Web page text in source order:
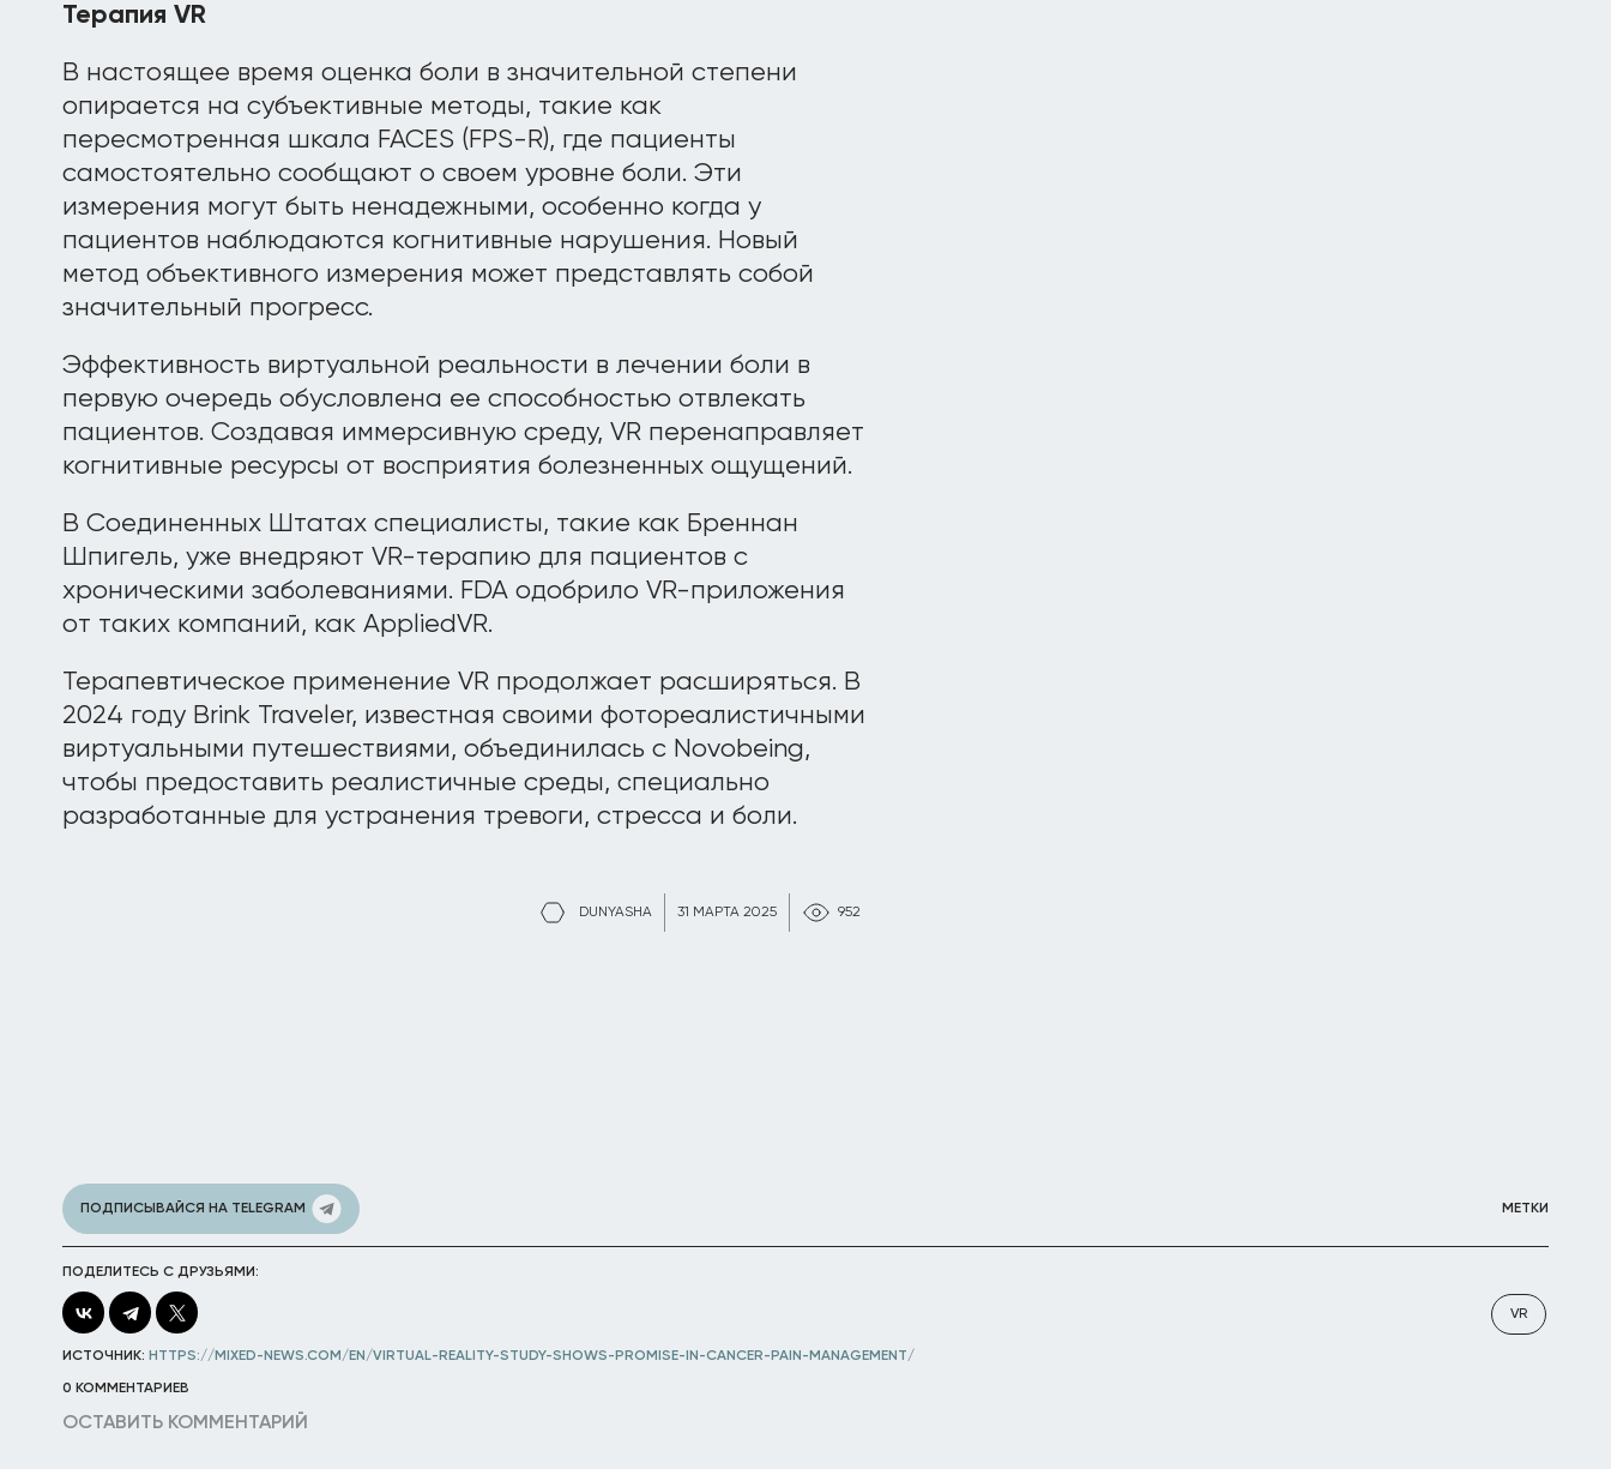
DUNYASHA 31 МАРТА 2025 952
Терапия VR
В настоящее время оценка боли в значительной степени
опирается на субъективные методы, такие как
пересмотренная шкала FACES (FPS-R), где пациенты
самостоятельно сообщают о своем уровне боли. Эти
измерения могут быть ненадежными, особенно когда у
пациентов наблюдаются когнитивные нарушения. Новый
метод объективного измерения может представлять собой
значительный прогресс.
Эффективность виртуальной реальности в лечении боли в
первую очередь обусловлена ​​ее способностью отвлекать
пациентов. Создавая иммерсивную среду, VR перенаправляет
когнитивные ресурсы от восприятия болезненных ощущений.
В Соединенных Штатах специалисты, такие как Бреннан
Шпигель, уже внедряют VR-терапию для пациентов с
хроническими заболеваниями. FDA одобрило VR-приложения
от таких компаний, как AppliedVR.
Терапевтическое применение VR продолжает расширяться. В
2024 году Brink Traveler, известная своими фотореалистичными
виртуальными путешествиями, объединилась с Novobeing,
чтобы предоставить реалистичные среды, специально
разработанные для устранения тревоги, стресса и боли.
ПОДПИСЫВАЙСЯ НА TELEGRAM МЕТКИ
ПОДЕЛИТЕСЬ С ДРУЗЬЯМИ:
VR
ИСТОЧНИК: HTTPS://MIXED-NEWS.COM/EN/VIRTUAL-REALITY-STUDY-SHOWS-PROMISE-IN-CANCER-PAIN-MANAGEMENT/
0 КОММЕНТАРИЕВ
ОСТАВИТЬ КОММЕНТАРИЙ